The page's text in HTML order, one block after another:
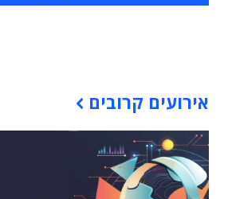
אירועים קרובים